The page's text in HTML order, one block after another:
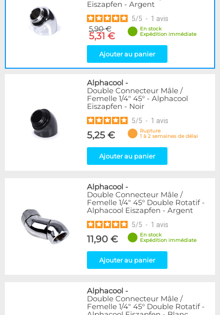
Eiszapfen - Argent
5/5 - 1 avis
5,90 €
5,31 €
En stock
Expédition immédiate
Ajouter au panier
Alphacool -
Double Connecteur Mâle /
Femelle 1/4" 45° - Alphacool
Eiszapfen - Noir
5/5 - 1 avis
5,25 €
Rupture
1 à 2 semaines de délai
Ajouter au panier
Alphacool -
Double Connecteur Mâle /
Femelle 1/4" 45° Double Rotatif -
Alphacool Eiszapfen - Argent
5/5 - 1 avis
11,90 €
En stock
Expédition immédiate
Ajouter au panier
Alphacool -
Double Connecteur Mâle /
Femelle 1/4" 45° Double Rotatif -